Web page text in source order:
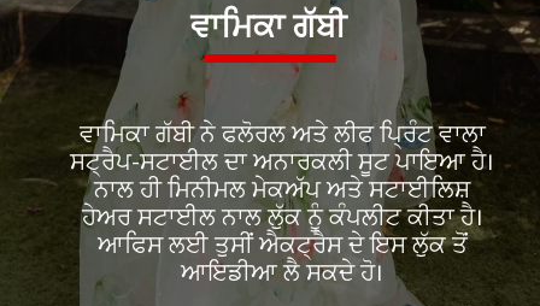
ਵਾਮਿਕਾ ਗੱਬੀ ਨੇ ਫਲੋਰਲ ਅਤੇ ਲੀਫ ਪ੍ਰਿੰਟ ਵਾਲਾ
ਸਟ੍ਰੈਪ-ਸਟਾਈਲ ਦਾ ਅਨਾਰਕਲੀ ਸੂਟ ਪਾਇਆ ਹੈ।
ਨਾਲ ਹੀ ਮਿਨੀਮਲ ਮੇਕਅੱਪ ਅਤੇ ਸਟਾਈਲਿਸ਼
ਹੇਅਰ ਸਟਾਈਲ ਨਾਲ ਲੁੱਕ ਨੂੰ ਕੰਪਲੀਟ ਕੀਤਾ ਹੈ।
ਆਫਿਸ ਲਈ ਤੁਸੀਂ ਐਕਟ੍ਰੈਸ ਦੇ ਇਸ ਲੁੱਕ ਤੋਂ
ਵਾਮਿਕਾ ਗੱਬੀ